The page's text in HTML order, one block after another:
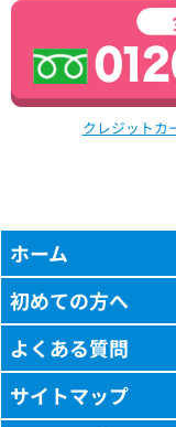
クレジットカ
ホーム
初めての方へ
よくある質問
サイトマップ